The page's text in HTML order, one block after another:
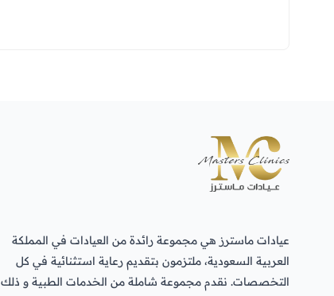
عيادات ماسترز هي مجموعة رائدة من العيادات في المملكة
العربية السعودية، ملتزمون بتقديم رعاية استثنائية في كل
التخصصات. نقدم مجموعة شاملة من الخدمات الطبية و ذلك